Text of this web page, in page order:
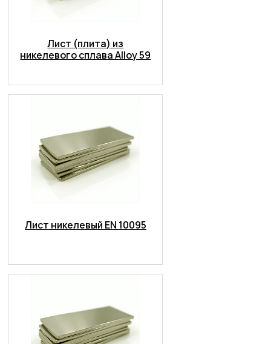
Лист (плита) из
никелевого сплава Alloy 59
Лист никелевый EN 10095